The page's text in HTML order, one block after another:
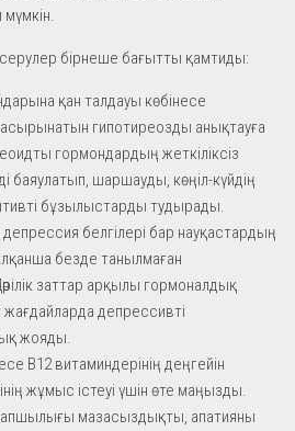
мүмкін.
бірнеше бағытты қамтиды:
қан талдауы көбінесе
гипотиреозды анықтауға
гормондардың жеткіліксіз
баяулатып, шаршауды, көңіл-күйдің
бұзылыстарды тудырады.
белгілері бар науқастардың
безде танылмаған
заттар арқылы гормоналдық
депрессивті
жояды.
В12 витаминдерінің деңгейін
жұмыс істеуі үшін өте маңызды.
мазасыздықты, апатияны